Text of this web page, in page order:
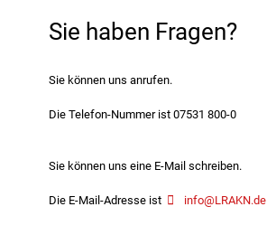
Sie haben Fragen?
Sie können uns anrufen.
Die Telefon-Nummer ist 07531 800-0
Sie können uns eine E-Mail schreiben.
Die E-Mail-Adresse ist info@LRAKN.de